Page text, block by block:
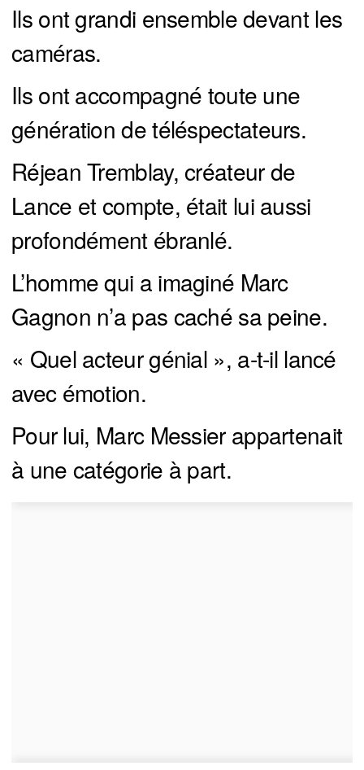
Ils ont grandi ensemble devant les
caméras.
Ils ont accompagné toute une
génération de téléspectateurs.
Réjean Tremblay, créateur de
Lance et compte, était lui aussi
profondément ébranlé.
L’homme qui a imaginé Marc
Gagnon n’a pas caché sa peine.
« Quel acteur génial », a-t-il lancé
avec émotion.
Pour lui, Marc Messier appartenait
à une catégorie à part.